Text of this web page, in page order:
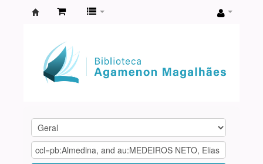
Agamenon
Magalhães